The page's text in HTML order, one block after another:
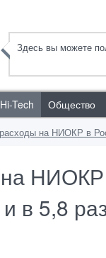
Здесь вы можете
Hi-Tech Общество
на НИОКР в
в 5,8